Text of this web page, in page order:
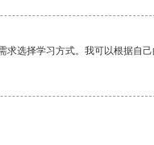
选择学习方式。我可以根据自己